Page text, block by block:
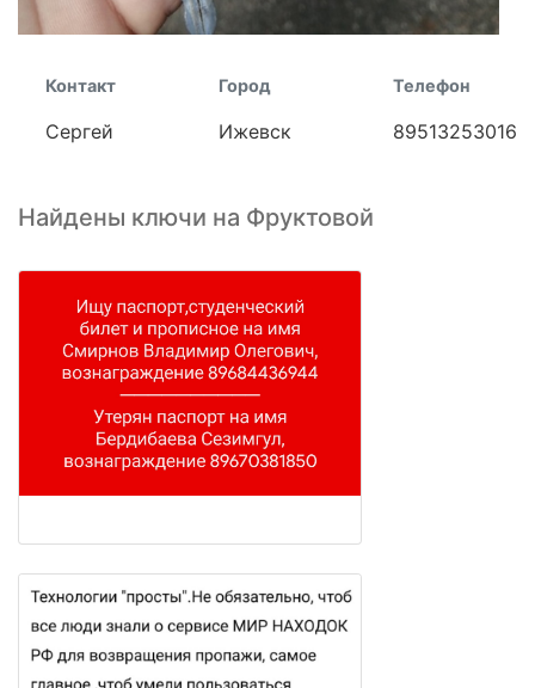
Контакт
Сергей
Город
Ижевск
Телефон
89513253016
Найдены ключи на Фруктовой